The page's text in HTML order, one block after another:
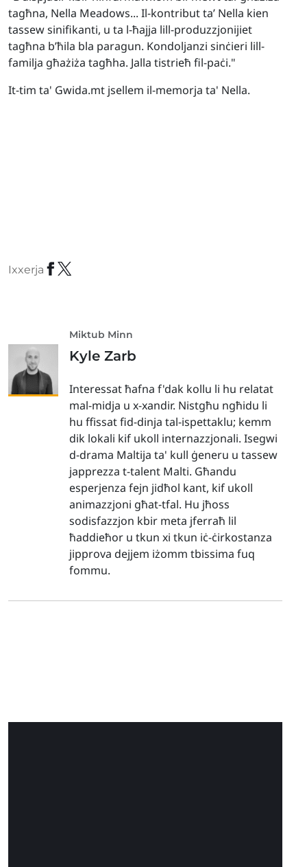
tagħna, Nella Meadows... Il-kontribut ta’ Nella kien
tassew sinifikanti, u ta l-ħajja lill-produzzjonijiet
tagħna b’ħila bla paragun. Kondoljanzi sinċieri lill-
familja għażiża tagħha. Jalla tistrieħ fil-paċi."
It-tim ta' Gwida.mt jsellem il-memorja ta' Nella.
Ixxerja
Miktub Minn
Kyle Zarb
Interessat ħafna f'dak kollu li hu relatat
mal-midja u x-xandir. Nistgħu ngħidu li
hu ffissat fid-dinja tal-ispettaklu; kemm
dik lokali kif ukoll internazzjonali. Isegwi
d-drama Maltija ta' kull ġeneru u tassew
japprezza t-talent Malti. Għandu
esperjenza fejn jidħol kant, kif ukoll
animazzjoni għat-tfal. Hu jħoss
sodisfazzjon kbir meta jferraħ lil
ħaddieħor u tkun xi tkun iċ-ċirkostanza
jipprova dejjem iżomm tbissima fuq
fommu.